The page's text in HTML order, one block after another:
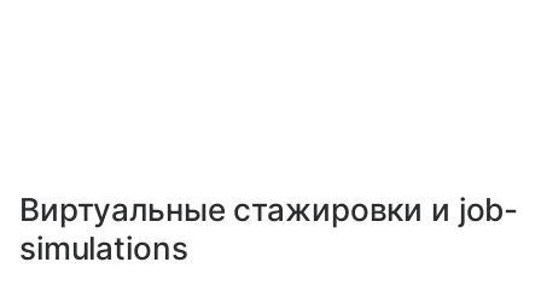
Виртуальные стажировки и job-
simulations